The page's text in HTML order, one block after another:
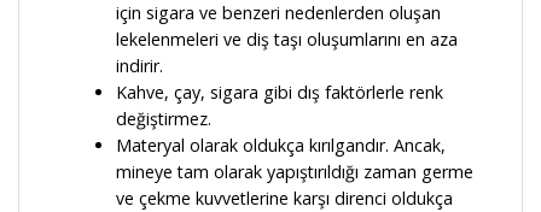
için sigara ve benzeri nedenlerden oluşan
lekelenmeleri ve diş taşı oluşumlarını en aza
indirir.
Kahve, çay, sigara gibi dış faktörlerle renk
değiştirmez.
Materyal olarak oldukça kırılgandır. Ancak,
mineye tam olarak yapıştırıldığı zaman germe
ve çekme kuvvetlerine karşı direnci oldukça